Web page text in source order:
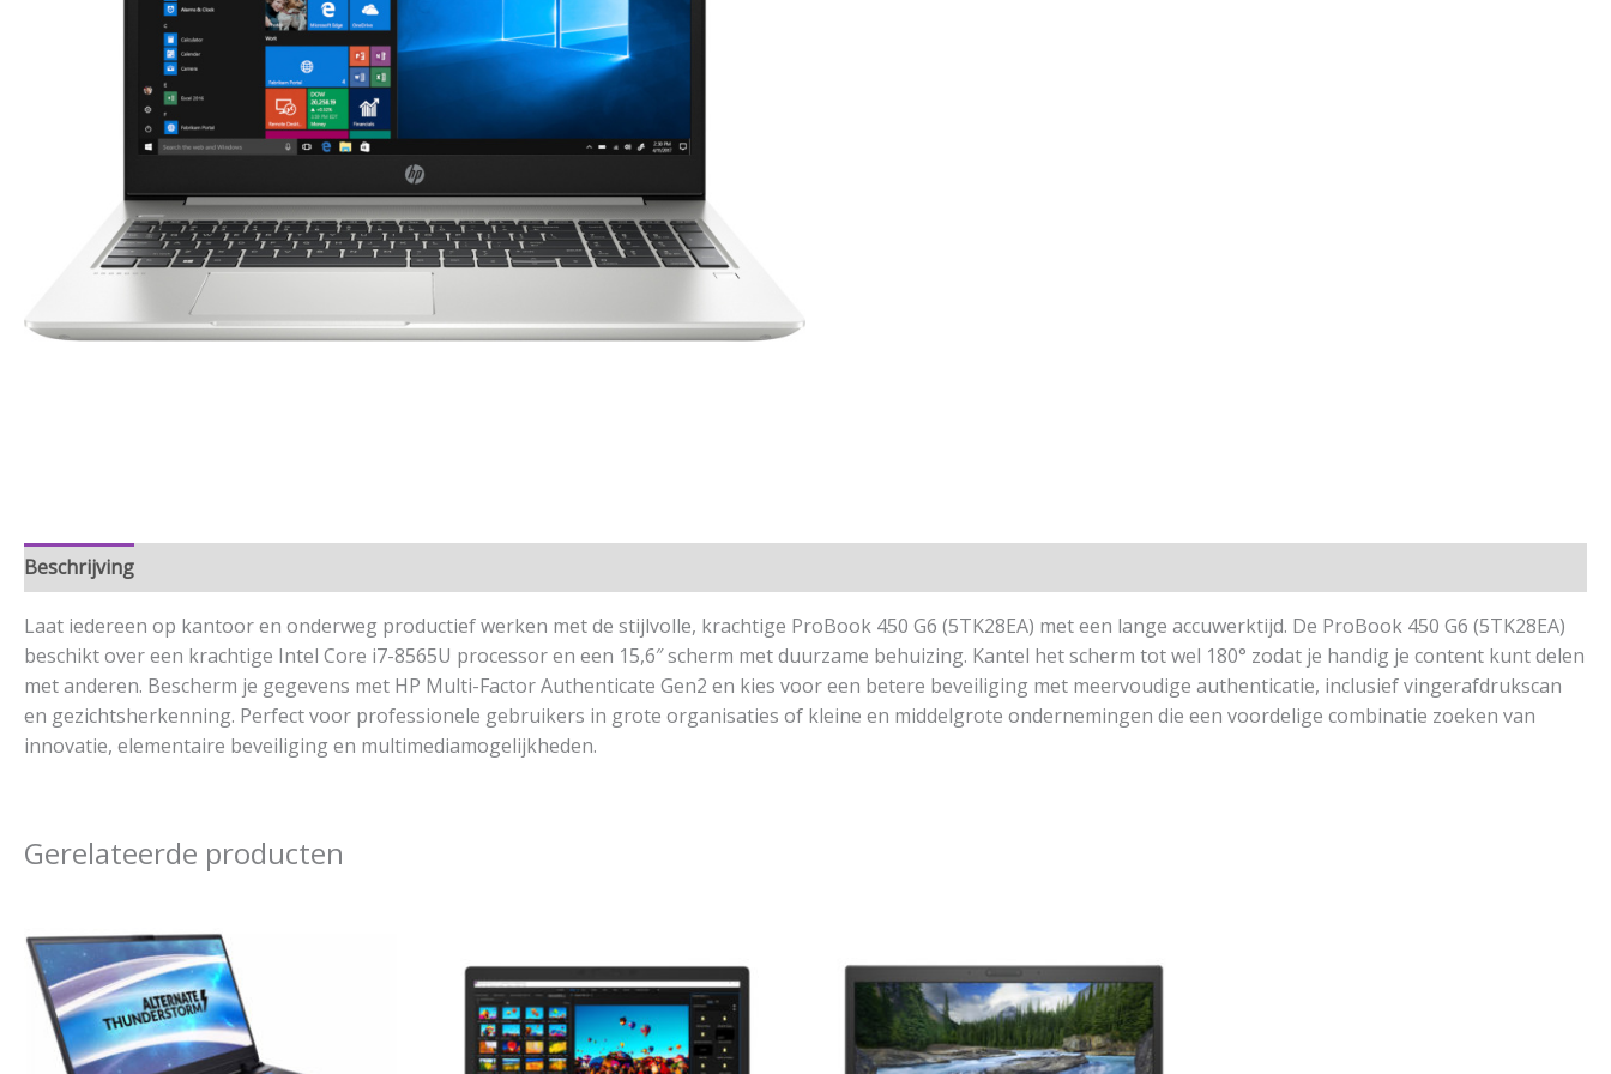
Beschrijving
Laat iedereen op kantoor en onderweg productief werken met de stijlvolle, krachtige ProBook 450 G6 (5TK28EA) met een lange accuwerktijd. De ProBook 450 G6 (5TK28EA)
beschikt over een krachtige Intel Core i7-8565U processor en een 15,6″ scherm met duurzame behuizing. Kantel het scherm tot wel 180° zodat je handig je content kunt delen
met anderen. Bescherm je gegevens met HP Multi-Factor Authenticate Gen2 en kies voor een betere beveiliging met meervoudige authenticatie, inclusief vingerafdrukscan
en gezichtsherkenning. Perfect voor professionele gebruikers in grote organisaties of kleine en middelgrote ondernemingen die een voordelige combinatie zoeken van
innovatie, elementaire beveiliging en multimediamogelijkheden.
Gerelateerde producten